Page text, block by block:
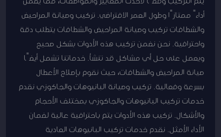
أداءً ممتازًا وطول العمر الافتراضي. تركيب وصيانة المراحيض
والشطافات تركيب وصيانة المراحيض والشطافات يتطلب دقة
واحترافية. نحن نضمن تركيب هذه الأدوات بشكل صحيح
ويعمل على حل أي مشاكل قد تنشأ. خدماتنا تشمل أيضًا
صيانة المراحيض والشطافات، حيث نقوم بإصلاح الأعطال
بسرعة وفعالية. تركيب وصيانة البانيوهات والجاكوزي نقدم
خدمات تركيب البانيوهات والجاكوزي بمختلف الأحجام
والأشكال. تركيب هذه الأدوات يتم باحترافية عالية لضمان
الأداء الأمثل. نقدم خدمات تركيب البانيوهات العادية